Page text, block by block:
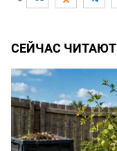
СЕЙЧАС ЧИТАЮТ